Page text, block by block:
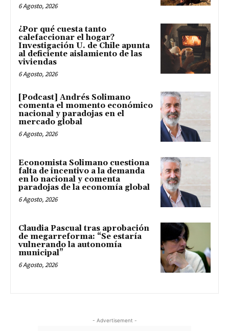
6 Agosto, 2026
¿Por qué cuesta tanto
calefaccionar el hogar?
Investigación U. de Chile apunta
al deficiente aislamiento de las
viviendas
6 Agosto, 2026
[Podcast] Andrés Solimano
comenta el momento económico
nacional y paradojas en el
mercado global
6 Agosto, 2026
Economista Solimano cuestiona
falta de incentivo a la demanda
en lo nacional y comenta
paradojas de la economía global
6 Agosto, 2026
Claudia Pascual tras aprobación
de megarreforma: “Se estaría
vulnerando la autonomía
municipal”
6 Agosto, 2026
- Advertisement -